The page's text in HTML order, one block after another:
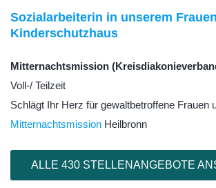
Sozialarbeiterin in unserem
Kinderschutzhaus
Mitternachtsmission
Voll-/ Teilzeit
Schlägt Ihr Herz für gewaltbetroffene Frauen
Mitternachtsmission Heilbronn
ALLE 430 STELLENANGEBOTE